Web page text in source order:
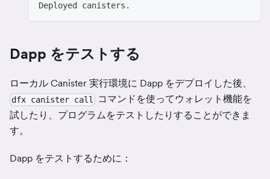
Deployed canisters.
Dapp をテストする
ローカル Canister 実行環境に Dapp をデプロイした後、
dfx canister call
コマンドを使ってウォレット機能を
試したり、プログラムをテストしたりすることができま
す。
Dapp をテストするために：